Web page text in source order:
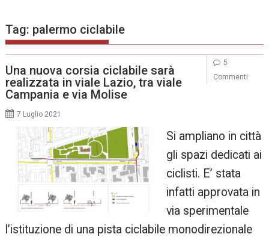
Tag: palermo ciclabile
Una nuova corsia ciclabile sarà
realizzata in viale Lazio, tra viale
Campania e via Molise
7 Luglio 2021
Si ampliano in città
gli spazi dedicati ai
ciclisti. E’ stata
infatti approvata in
via sperimentale
l’istituzione di una pista ciclabile monodirezionale
5
Commenti